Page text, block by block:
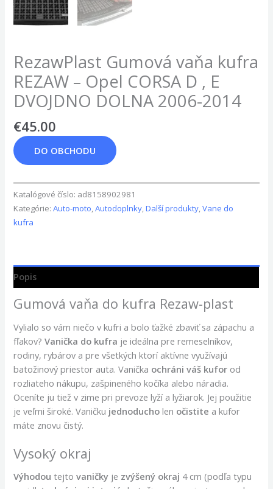
RezawPlast Gumová vaňa kufra
REZAW – Opel CORSA D , E
DVOJDNO DOLNA 2006-2014
€45.00
DO OBCHODU
Katalógové číslo: ad8158902981
Kategórie:Auto-moto,Autodoplnky,Další produkty,Vane do
kufra
Popis
Gumová vaňa do kufra Rezaw-plast
Vylialo so vám niečo v kufri a bolo ťažké zbaviť sa zápachu a
fľakov?Vanička do kufra je ideálna pre remeselníkov,
rodiny, rybárov a pre všetkých ktorí aktívne využívajú
batožinový priestor auta. Vanička ochráni váš kufor od
rozliateho nákupu, zašpineného kočíka alebo náradia.
Oceníte ju tiež v zime pri prevoze lyží a lyžiarok. Jej použitie
je veľmi široké. Vaničku jednoducholen očistite a kufor
máte znovu čistý.
Vysoký okraj
Výhodou tejtovaničky je zvýšený okraj 4 cm (podľa typu